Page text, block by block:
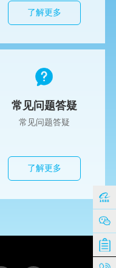
了解更多
常见问题答疑
常见问题答疑
了解更多